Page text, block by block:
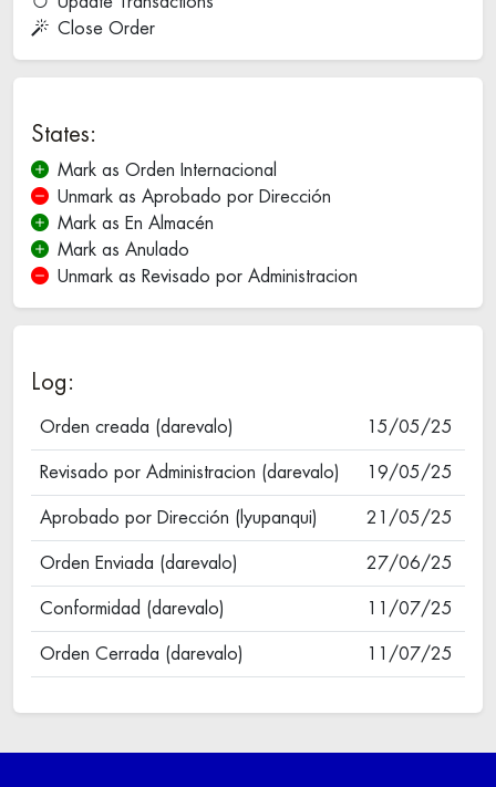
Close Order
States:
Mark as Orden Internacional
Unmark as Aprobado por Dirección
Mark as En Almacén
Mark as Anulado
Unmark as Revisado por Administracion
Log:
Orden creada (darevalo) 15/05/25
Revisado por Administracion (darevalo) 19/05/25
Aprobado por Dirección (lyupanqui) 21/05/25
Orden Enviada (darevalo) 27/06/25
Conformidad (darevalo) 11/07/25
Orden Cerrada (darevalo) 11/07/25